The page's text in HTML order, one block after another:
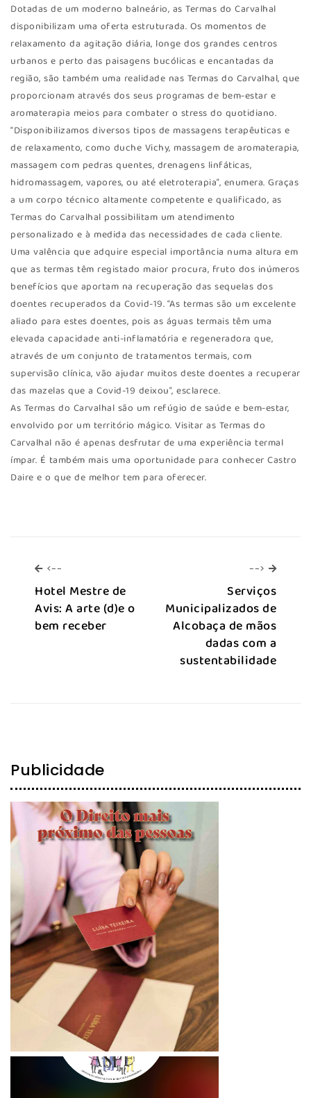
Dotadas de um moderno balneário, as Termas do Carvalhal
disponibilizam uma oferta estruturada. Os momentos de
relaxamento da agitação diária, longe dos grandes centros
urbanos e perto das paisagens bucólicas e encantadas da
região, são também uma realidade nas Termas do Carvalhal, que
proporcionam através dos seus programas de bem-estar e
aromaterapia meios para combater o stress do quotidiano.
“Disponibilizamos diversos tipos de massagens terapêuticas e
de relaxamento, como duche Vichy, massagem de aromaterapia,
massagem com pedras quentes, drenagens linfáticas,
hidromassagem, vapores, ou até eletroterapia”, enumera. Graças
a um corpo técnico altamente competente e qualificado, as
Termas do Carvalhal possibilitam um atendimento
personalizado e à medida das necessidades de cada cliente.
Uma valência que adquire especial importância numa altura em
que as termas têm registado maior procura, fruto dos inúmeros
benefícios que aportam na recuperação das sequelas dos
doentes recuperados da Covid-19. “As termas são um excelente
aliado para estes doentes, pois as águas termais têm uma
elevada capacidade anti-inflamatória e regeneradora que,
através de um conjunto de tratamentos termais, com
supervisão clínica, vão ajudar muitos deste doentes a recuperar
das mazelas que a Covid-19 deixou”, esclarece.
As Termas do Carvalhal são um refúgio de saúde e bem-estar,
envolvido por um território mágico. Visitar as Termas do
Carvalhal não é apenas desfrutar de uma experiência termal
ímpar. É também mais uma oportunidade para conhecer Castro
Daire e o que de melhor tem para oferecer.
<--
Hotel Mestre de
Avis: A arte (d)e o
bem receber
--> -->
Serviços
Municipalizados de
Alcobaça de mãos
dadas com a
sustentabilidade
Publicidade